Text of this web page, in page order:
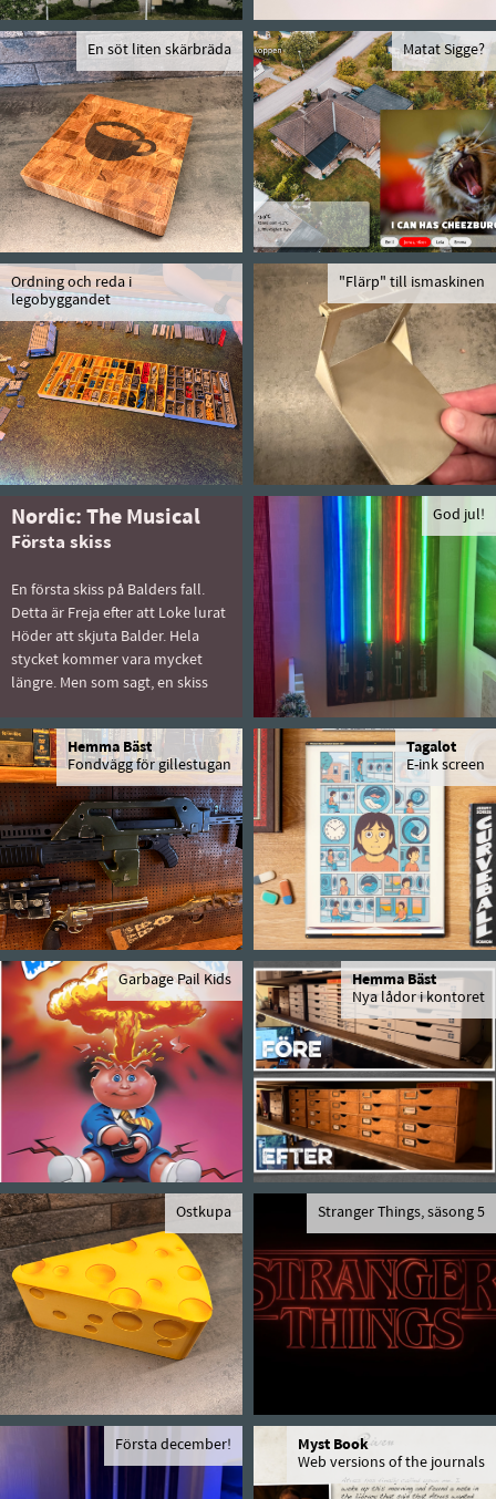
En söt liten skärbräda Matat Sigge?
Ordning och reda i
legobyggandet
"Flärp" till ismaskinen
Nordic: The Musical
Första skiss
En första skiss på Balders fall.
Detta är Freja efter att Loke lurat
Höder att skjuta Balder. Hela
stycket kommer vara mycket
längre. Men som sagt, en skiss
God jul!
Hemma Bäst
Fondvägg för gillestugan
Tagalot
E-ink screen
Garbage Pail Kids
Hemma Bäst
Nya lådor i kontoret
Ostkupa Stranger Things, säsong 5
Första december!
Myst Book
Web versions of the journals